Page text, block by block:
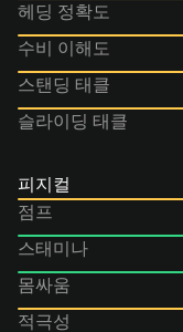
헤딩 정확도
수비 이해도
스탠딩 태클
슬라이딩 태클
피지컬
점프
스태미나
몸싸움
적극성